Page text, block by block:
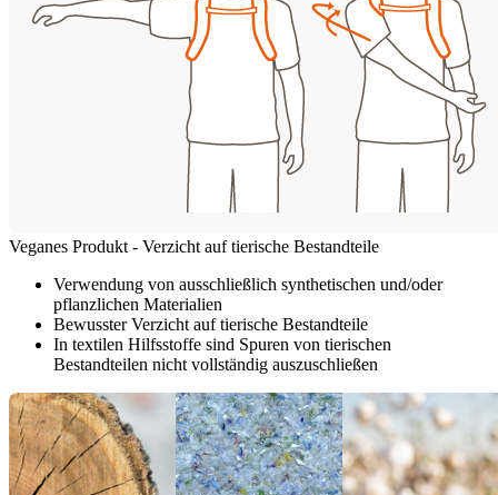
Veganes Produkt - Verzicht auf tierische Bestandteile
Verwendung von ausschließlich synthetischen und/oder
pflanzlichen Materialien
Bewusster Verzicht auf tierische Bestandteile
In textilen Hilfsstoffe sind Spuren von tierischen
Bestandteilen nicht vollständig auszuschließen